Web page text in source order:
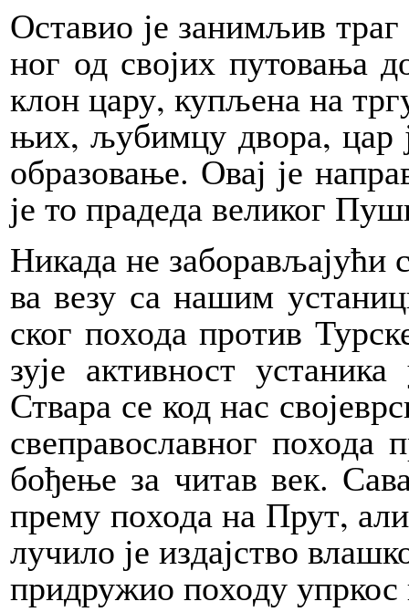
Оста­вио је за­ни­мљив
ног од сво­јих пу­то­ва­ња
клон ца­ру, ку­пље­на на
њих, љу­бим­цу дво­ра,
обра­зо­ва­ње. Овај је
је то пра­де­да ве­ли­ког
Ни­ка­да не
ва ве­зу са на­шим
ског по­хо­да про­тив
зу­је ак­тив­ност
Ства­ра се код нас
све­пра­во­слав­ног
бо­ђе­ње за чи­тав век.
пре­му по­хо­да на Прут,
лу­чи­ло је из­дај­ство
при­дру­жио по­хо­ду упр­кос